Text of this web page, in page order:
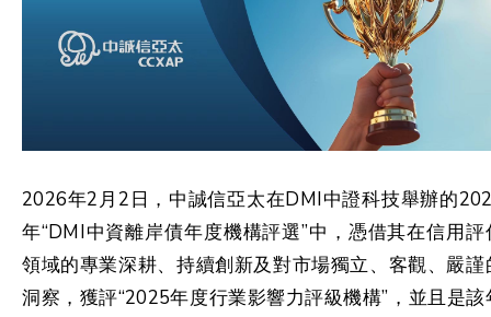
2026年2月2日，中誠信亞太在DMI中證科技舉辦的
年“DMI中資離岸債年度機構評選”中，憑借其在信用評
領域的專業深耕、持續創新及對市場獨立、客觀、嚴謹
洞察，獲評“2025年度行業影響力評級機構”，並且是該